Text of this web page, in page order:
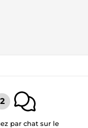
par chat sur le